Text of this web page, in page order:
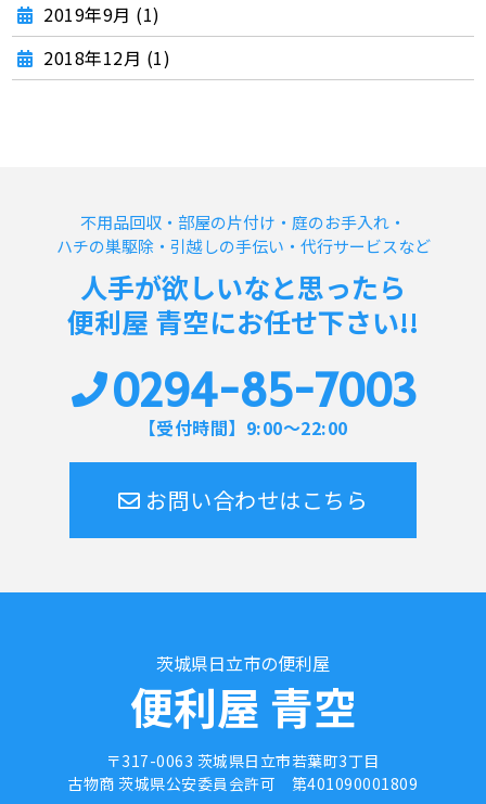
2019年9月 (1)
2018年12月 (1)
不用品回収・部屋の片付け・庭のお手入れ・
ハチの巣駆除・引越しの手伝い・代行サービスなど
人手が欲しいなと思ったら
便利屋 青空にお任せ下さい!!
0294-85-7003
【受付時間】9:00～22:00
お問い合わせはこちら
茨城県日立市の便利屋
便利屋 青空
〒317-0063 茨城県日立市若葉町3丁目
古物商 茨城県公安委員会許可 第401090001809